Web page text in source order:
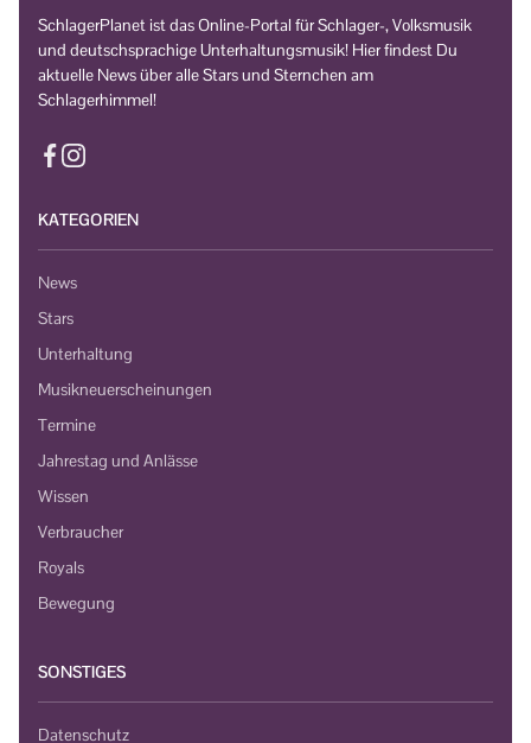
SchlagerPlanet ist das Online-Portal für Schlager-, Volksmusik
und deutschsprachige Unterhaltungsmusik! Hier findest Du
aktuelle News über alle Stars und Sternchen am
Schlagerhimmel!
KATEGORIEN
News
Stars
Unterhaltung
Musikneuerscheinungen
Termine
Jahrestag und Anlässe
Wissen
Verbraucher
Royals
Bewegung
SONSTIGES
Datenschutz